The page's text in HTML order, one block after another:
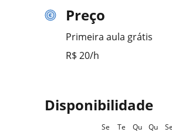
Preço
Primeira aula grátis
R$ 20/h
Disponibilidade
Se Te Qu Qu Se